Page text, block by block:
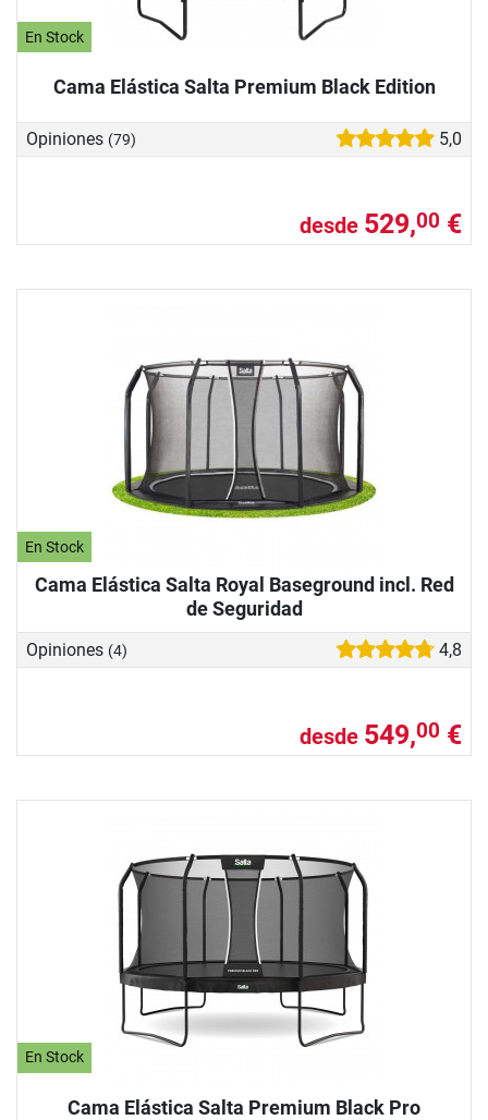
En Stock
Cama Elástica Salta Premium Black Edition
Opiniones (79) 5,0
desde 529,00 €
En Stock
Cama Elástica Salta Royal Baseground incl. Red
de Seguridad
Opiniones (4) 4,8
desde 549,00 €
En Stock
Cama Elástica Salta Premium Black Pro